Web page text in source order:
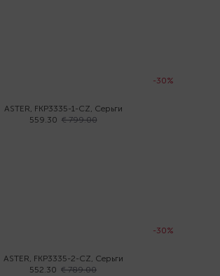
-30%
ASTER, FKP3335-1-CZ, Серьги
559.30 € 799.00
-30%
ASTER, FKP3335-2-CZ, Серьги
552.30 € 789.00